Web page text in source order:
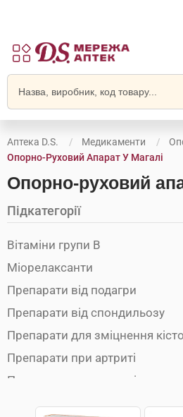
Аптека D.S. Медикаменти
Опорно-Руховий Апарат У Магалі
Опорно-руховий
Підкатегорії
Вітаміни групи В
Міорелаксанти
Препарати від подагри
Препарати від спондильозу
Препарати для зміцнення
Препарати при артриті
Препарати при артрозі
Препарати при бурситі